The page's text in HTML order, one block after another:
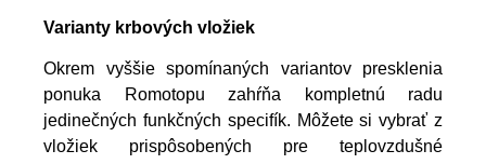
Varianty krbových vložiek
Okrem vyššie spomínaných variantov presklenia
ponuka Romotopu zahŕňa kompletnú radu
jedinečných funkčných specifík. Môžete si vybrať z
vložiek prispôsobených pre teplovzdušné